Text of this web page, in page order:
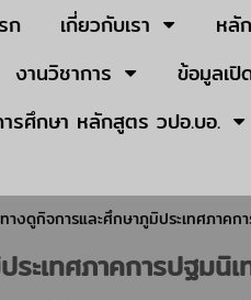
ก เกี่ยวกับเรา หลั
งานวิชาการ
ข้อมูลเ
รศึกษา หลักสูตร วปอ.บอ.
างดูกิจการและศึกษาภูมิประเทศภาค
ะเทศภาคการปฐมนิ